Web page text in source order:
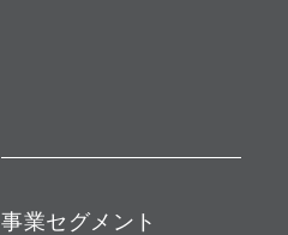
事業セグメント